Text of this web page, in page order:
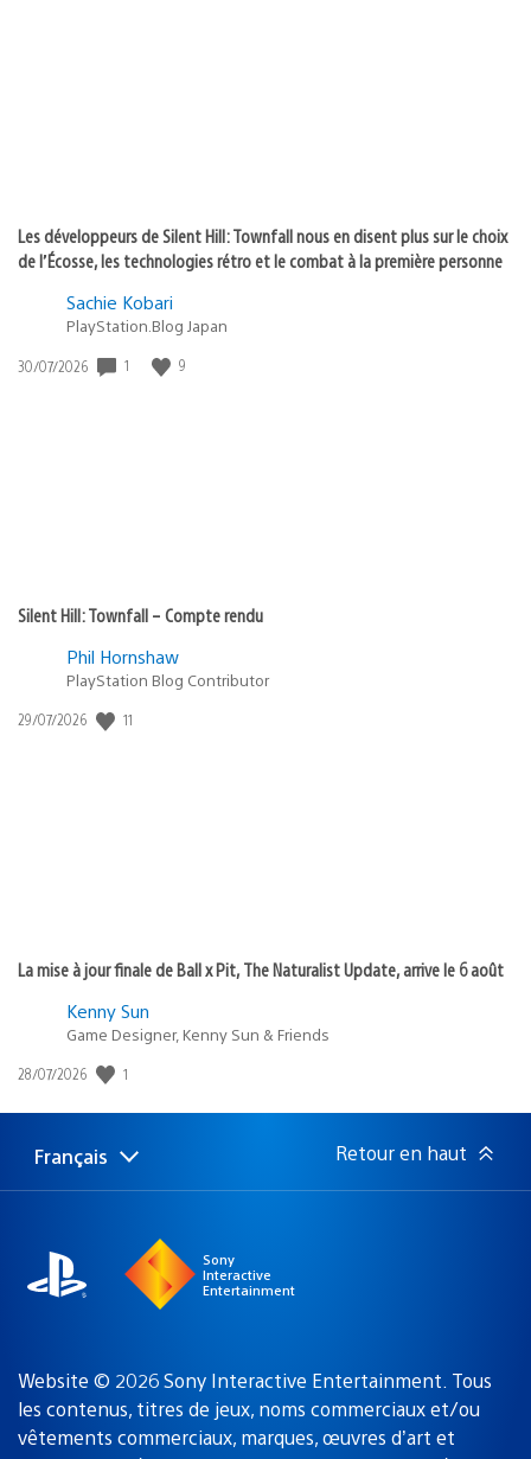
Les développeurs de Silent Hill: Townfall nous en disent plus sur le choix
de l’Écosse, les technologies rétro et le combat à la première personne
Sachie Kobari
PlayStation.Blog Japan
Date
30/07/2026 1 9
Silent Hill: Townfall – Compte rendu
Phil Hornshaw
PlayStation Blog Contributor
Date
29/07/2026 11
La mise à jour finale de Ball x Pit, The Naturalist Update, arrive le 6 août
Kenny Sun
Game Designer, Kenny Sun & Friends
Date
publication
28/07/2026 1
Choisir
une
Région
actuelle
Français Retour en haut
Sony
Interactive
Entertainment
Website © 2026 Sony Interactive Entertainment. Tous
les contenus, titres de jeux, noms commerciaux et/ou
vêtements commerciaux, marques, œuvres d’art et